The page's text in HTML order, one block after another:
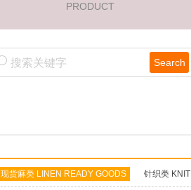
PRODUCT
Search
现货麻类 LINEN READY GOODS 针织类 KNIT